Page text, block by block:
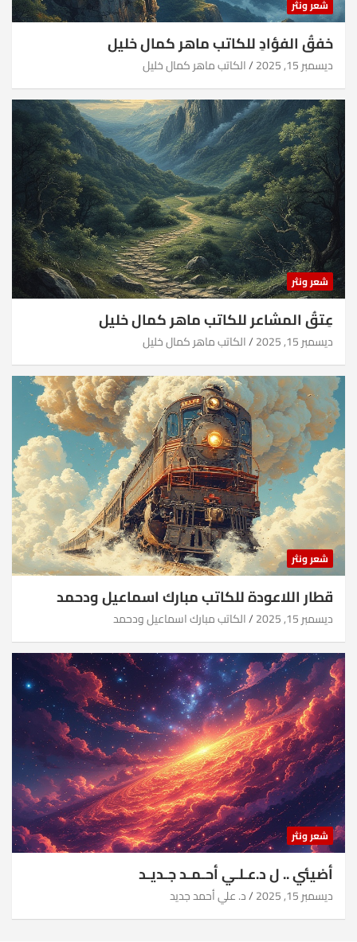
شعر ونثر
خفقُ الفؤادِ للكاتب ماهر كمال خليل
ديسمبر 15, 2025 الكاتب ماهر كمال خليل
شعر ونثر
عِتقُ المشاعر للكاتب ماهر كمال خليل
ديسمبر 15, 2025 الكاتب ماهر كمال خليل
شعر ونثر
قطار اللاعودة للكاتب مبارك اسماعيل ودحمد
ديسمبر 15, 2025 الكاتب مبارك اسماعيل ودحمد
شعر ونثر
أضيئي .. ل د.عـلـي أحـمـد جـديـد
ديسمبر 15, 2025 د. علي أحمد جديد